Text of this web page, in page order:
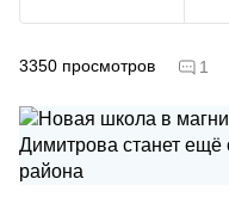
3350 просмотров 1